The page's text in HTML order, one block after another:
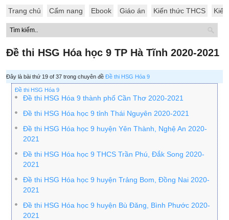
Trang chủ Cẩm nang Ebook Giáo án Kiến thức THCS
Đề thi HSG Hóa học 9 TP Hà Tĩnh 2020-2021
Đây là bài thứ 19 of 37 trong chuyên đề Đề thi HSG Hóa 9
Đề thi HSG Hóa 9
Đề thi HSG Hóa 9 thành phố Cần Thơ 2020-2021
Đề thi HSG Hóa học 9 tỉnh Thái Nguyên 2020-2021
Đề thi HSG Hóa học 9 huyện Yên Thành, Nghệ An 2020-
2021
Đề thi HSG Hóa học 9 THCS Trần Phú, Đắk Song 2020-
2021
Đề thi HSG Hóa học 9 huyện Trảng Bom, Đồng Nai 2020-
2021
Đề thi HSG Hóa học 9 huyện Bù Đăng, Bình Phước 2020-
2021